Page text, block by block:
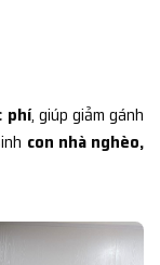
phí, giúp giảm gánh
con nhà nghèo,